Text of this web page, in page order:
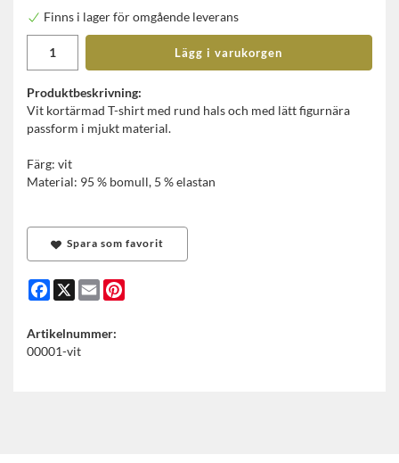
Finns i lager för omgående leverans
Lägg i varukorgen
Produktbeskrivning:
Vit kortärmad T-shirt med rund hals och med lätt figurnära
passform i mjukt material.
Färg: vit
Material: 95 % bomull, 5 % elastan
Spara som favorit
Facebook
X Email
Artikelnummer:
00001-vit